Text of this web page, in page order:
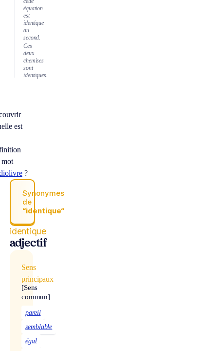
équation
est
identique
au
second.
Ces
deux
chemises
sont
identiques.
est
mot
?
Synonymes
de
“identique“
identique
adjectif
Sens
principaux
[Sens
commun]
pareil
semblable
égal